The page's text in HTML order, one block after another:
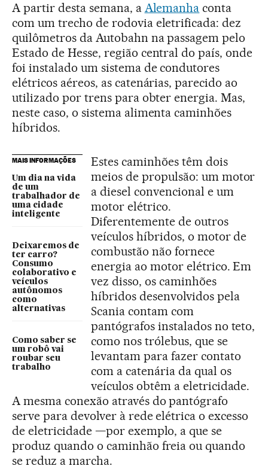
A partir desta semana, a Alemanha conta
com um trecho de rodovia eletrificada: dez
quilômetros da Autobahn na passagem pelo
Estado de Hesse, região central do país, onde
foi instalado um sistema de condutores
elétricos aéreos, as catenárias, parecido ao
utilizado por trens para obter energia. Mas,
neste caso, o sistema alimenta caminhões
híbridos.
MAIS INFORMAÇÕES
Um dia na vida
de um
trabalhador de
uma cidade
inteligente
Deixaremos de
ter carro?
Consumo
colaborativo e
veículos
autônomos
como
alternativas
Como saber se
um robô vai
roubar seu
trabalho
Estes caminhões têm dois
meios de propulsão: um motor
a diesel convencional e um
motor elétrico.
Diferentemente de outros
veículos híbridos, o motor de
combustão não fornece
energia ao motor elétrico. Em
vez disso, os caminhões
híbridos desenvolvidos pela
Scania contam com
pantógrafos instalados no teto,
como nos trólebus, que se
levantam para fazer contato
com a catenária da qual os
veículos obtêm a eletricidade.
A mesma conexão através do pantógrafo
serve para devolver à rede elétrica o excesso
de eletricidade —por exemplo, a que se
produz quando o caminhão freia ou quando
se reduz a marcha.